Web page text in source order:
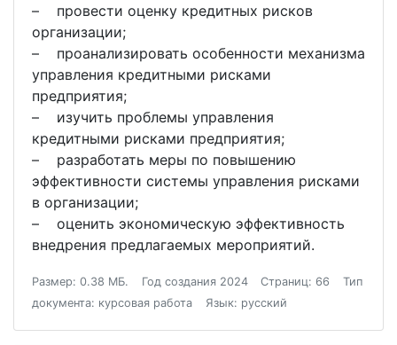
– провести оценку кредитных рисков
организации;
– проанализировать особенности механизма
управления кредитными рисками
предприятия;
– изучить проблемы управления
кредитными рисками предприятия;
– разработать меры по повышению
эффективности системы управления рисками
в организации;
– оценить экономическую эффективность
внедрения предлагаемых мероприятий.
Размер: 0.38 МБ. Год создания 2024 Страниц: 66
Тип
документа: курсовая работа
Язык: русский